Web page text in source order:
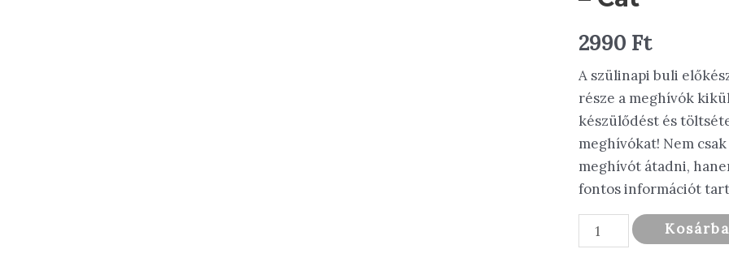
2990 Ft
A szülinapi buli
része a meghívók
készülődést és
meghívókat! Nem
meghívót átadni,
fontos információt
Születésnapi
meghívó